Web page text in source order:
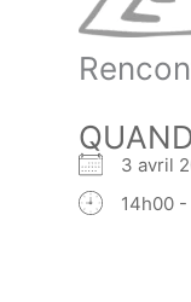
QUAND
3 avril
14h00